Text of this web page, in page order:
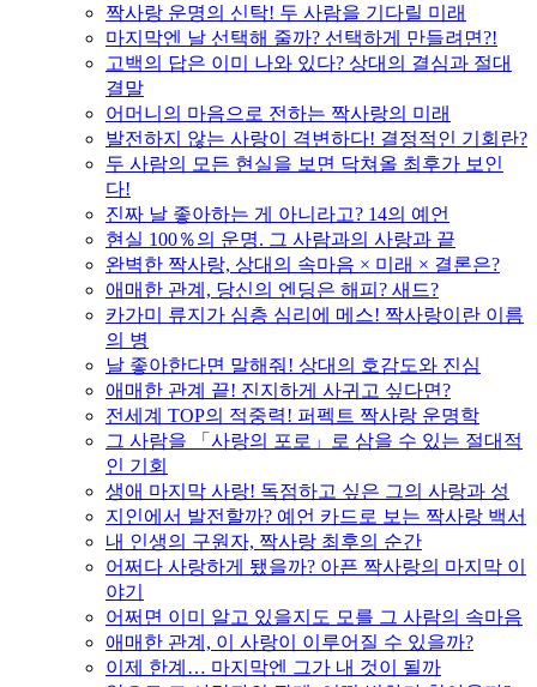
짝사랑 운명의 신탁! 두 사람을 기다릴 미래
마지막엔 날 선택해 줄까? 선택하게 만들려면?!
고백의 답은 이미 나와 있다? 상대의 결심과 절대
결말
어머니의 마음으로 전하는 짝사랑의 미래
발전하지 않는 사랑이 격변하다! 결정적인 기회란?
두 사람의 모든 현실을 보면 닥쳐올 최후가 보인
다!
진짜 날 좋아하는 게 아니라고? 14의 예언
현실 100％의 운명. 그 사람과의 사랑과 끝
완벽한 짝사랑, 상대의 속마음 × 미래 × 결론은?
애매한 관계, 당신의 엔딩은 해피? 새드?
카가미 류지가 심층 심리에 메스! 짝사랑이란 이름
의 병
날 좋아한다면 말해줘! 상대의 호감도와 진심
애매한 관계 끝! 진지하게 사귀고 싶다면?
전세계 TOP의 적중력! 퍼펙트 짝사랑 운명학
그 사람을 「사랑의 포로」로 삼을 수 있는 절대적
인 기회
생애 마지막 사랑! 독점하고 싶은 그의 사랑과 성
지인에서 발전할까? 예언 카드로 보는 짝사랑 백서
내 인생의 구원자, 짝사랑 최후의 순간
어쩌다 사랑하게 됐을까? 아픈 짝사랑의 마지막 이
야기
어쩌면 이미 알고 있을지도 모를 그 사람의 속마음
애매한 관계, 이 사랑이 이루어질 수 있을까?
이제 한계… 마지막엔 그가 내 것이 될까